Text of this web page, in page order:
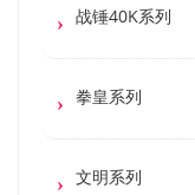
战锤40K系列
拳皇系列
文明系列